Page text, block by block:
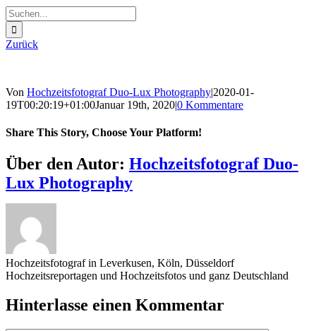
Suche
nach:
Zurück
Von Hochzeitsfotograf Duo-Lux Photography|2020-01-
19T00:20:19+01:00Januar 19th, 2020|0 Kommentare
Share This Story, Choose Your Platform!
Sharing_facebook
Sharing_twitter
Sharing_reddit
Über den Autor: Hochzeitsfotograf Duo-
Lux Photography
Hochzeitsfotograf in Leverkusen, Köln, Düsseldorf
Hochzeitsreportagen und Hochzeitsfotos und ganz Deutschland
Hinterlasse einen Kommentar